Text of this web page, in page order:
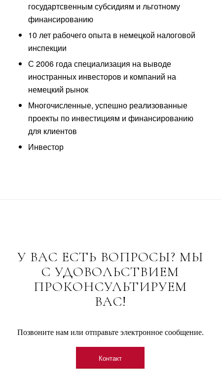
государтсвенным субсидиям и льготному
финансированию
10 лет рабочего опыта в немецкой налоговой
инспекции
С 2006 года специализация на выводе
иностранных инвесторов и компаний на
немецкий рынок
Многочисленные, успешно реализованные
проекты по инвестициям и финансированию
для клиентов
Инвестор
У ВАС ЕСТЬ ВОПРОСЫ? МЫ
С УДОВОЛЬСТВИЕМ
ПРОКОНСУЛЬТИРУЕМ
ВАС!
Позвоните нам или отправьте электронное сообщение.
Контакт